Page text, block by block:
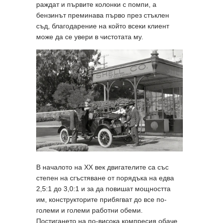
раждат и първите колонки с помпи, а
бензинът преминава първо през стъклен
съд, благодарение на който всеки клиент
може да се увери в чистотата му.
В началото на XX век двигателите са със
степен на сгъстяване от порядъка на едва
2,5:1 до 3,0:1 и за да повишат мощността
им, конструкторите прибягват до все по-
големи и големи работни обеми.
Постигането на по-висока компресия обаче